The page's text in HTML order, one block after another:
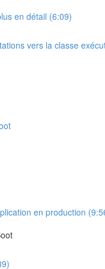
en détail (6:09)
vers la classe
en production